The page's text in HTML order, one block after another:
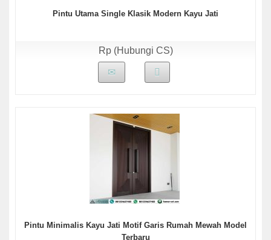
Pintu Utama Single Klasik Modern Kayu Jati
Rp (Hubungi CS)
Pintu Minimalis Kayu Jati Motif Garis Rumah Mewah Model
Terbaru